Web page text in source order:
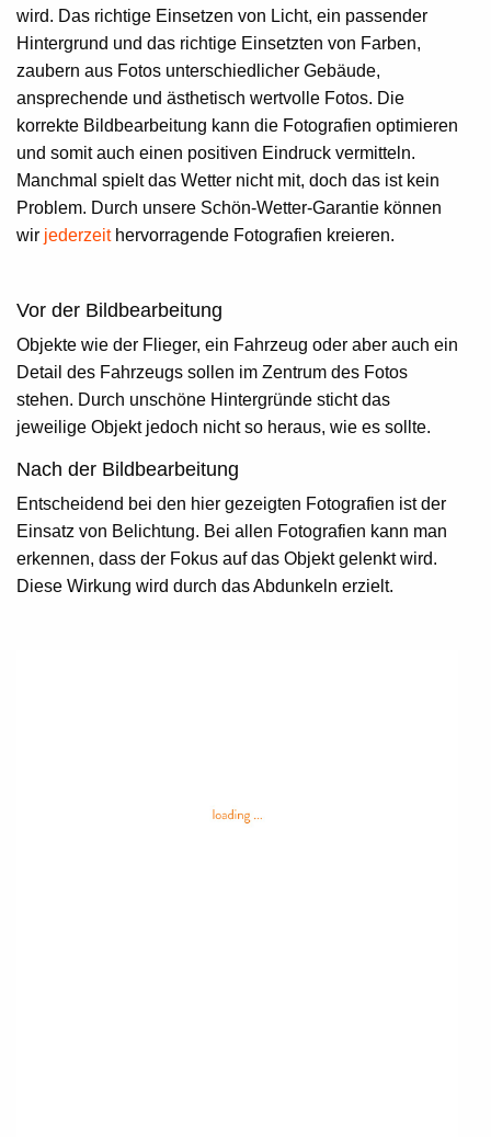
wird. Das richtige Einsetzen von Licht, ein passender
Hintergrund und das richtige Einsetzten von Farben,
zaubern aus Fotos unterschiedlicher Gebäude,
ansprechende und ästhetisch wertvolle Fotos. Die
korrekte Bildbearbeitung kann die Fotografien optimieren
und somit auch einen positiven Eindruck vermitteln.
Manchmal spielt das Wetter nicht mit, doch das ist kein
Problem. Durch unsere Schön-Wetter-Garantie können
wir jederzeithervorragende Fotografien kreieren.
Vor der Bildbearbeitung
Objekte wie der Flieger, ein Fahrzeug oder aber auch ein
Detail des Fahrzeugs sollen im Zentrum des Fotos
stehen. Durch unschöne Hintergründe sticht das
jeweilige Objekt jedoch nicht so heraus, wie es sollte.
Nach der Bildbearbeitung
Entscheidend bei den hier gezeigten Fotografien ist der
Einsatz von Belichtung. Bei allen Fotografien kann man
erkennen, dass der Fokus auf das Objekt gelenkt wird.
Diese Wirkung wird durch das Abdunkeln erzielt.